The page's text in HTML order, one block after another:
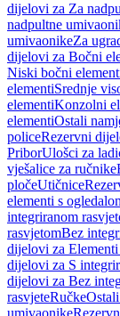
dijelovi za Za
nadpultne
umivaonikeZa
dijelovi za Bočni
Niski bočni
elementiSrednje
elementiKonzolni
elementiOstali
policeRezervni
PriborUlošci za
vješalice za ručnike
pločeUtičnice
elementi s
integriranom
rasvjetomBez
dijelovi za
dijelovi za S
dijelovi za Bez
rasvjeteRučke
umivaonike